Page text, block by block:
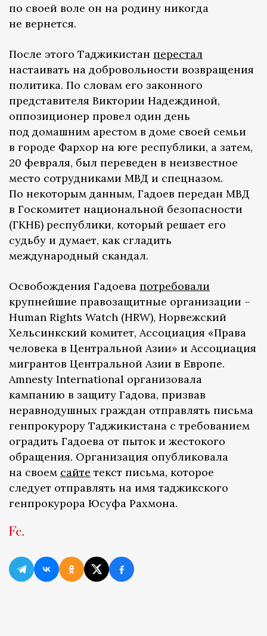
по своей воле он на родину никогда
не вернется.
После этого Таджикистан перестал
настаивать на добровольности возвращения
политика. По словам его законного
представителя Виктории Надеждиной,
оппозиционер провел один день
под домашним арестом в доме своей семьи
в городе Фархор на юге республики, а затем,
20 февраля, был переведен в неизвестное
место сотрудниками МВД и спецназом.
По некоторым данным, Гадоев передан МВД
в Госкомитет национальной безопасности
(ГКНБ) республики, который решает его
судьбу и думает, как сгладить
международный скандал.
Освобождения Гадоева потребовали
крупнейшие правозащитные организации –
Human Rights Watch (HRW), Норвежский
Хельсинкский комитет, Ассоциация «Права
человека в Центральной Азии» и Ассоциация
мигрантов Центральной Азии в Европе.
Amnesty International организовала
кампанию в защиту Гадова, призвав
неравнодушных граждан отправлять письма
генпрокурору Таджикистана с требованием
оградить Гадоева от пыток и жестокого
обращения. Организация опубликовала
на своем сайте текст письма, которое
следует отправлять на имя таджикского
генпрокурора Юсуфа Рахмона.